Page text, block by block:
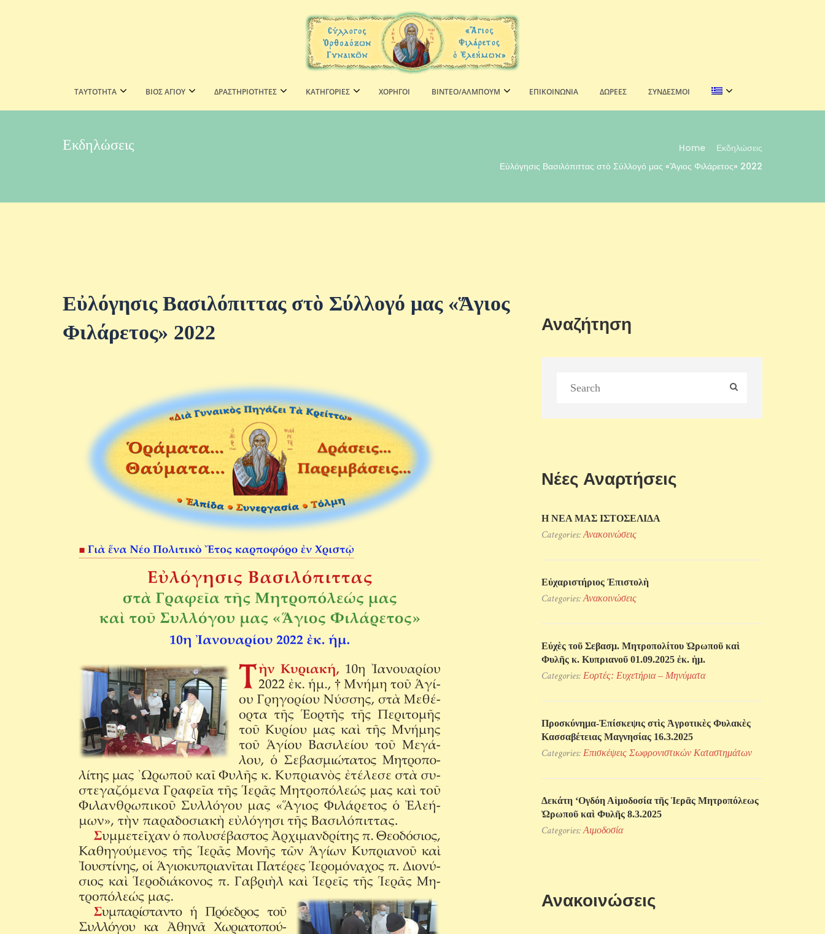
ΤΑΥΤΟΤΗΤΑ ΒΙΟΣ ΑΓΙΟΥ ΔΡΑΣΤΗΡΙΟΤΗΤΕΣ ΚΑΤΗΓΟΡΙΕΣ ΧΟΡΗΓΟΊ ΒΙΝΤΕΟ/ΑΛΜΠΟΥΜ ΕΠΙΚΟΙΝΩΝΊΑ ΔΩΡΕΈΣ ΣΎΝΔΕΣΜΟΙ
Εκδηλώσεις Home
Εκδηλώσεις
Εὐλόγησις Βασιλόπιττας στὸ Σύλλογό μας «Ἅγιος Φιλάρετος» 2022
Εὐλόγησις Βασιλόπιττας στὸ Σύλλογό μας «Ἅγιος
Φιλάρετος» 2022
Αναζήτηση
Νέες Αναρτήσεις
Η ΝΕΑ ΜΑΣ ΙΣΤΟΣΕΛΙΔΑ
Categories:Ανακοινώσεις
Εὐχαριστήριος Ἐπιστολὴ
Categories:Ανακοινώσεις
Εὐχὲς τοῦ Σεβασμ. Μητροπολίτου Ὠρωποῦ καὶ
Φυλῆς κ. Κυπριανοῦ 01.09.2025 ἐκ. ἡμ.
Categories: Εορτές: Ευχετήρια – Μηνύματα
Προσκύνηµα-Ἐπίσκεψις στὶς Ἀγροτικὲς Φυλακὲς
Κασσαβέτειας Μαγνησίας 16.3.2025
Categories: Επισκέψεις Σωφρονιστικών Kαταστημάτων
Δεκάτη ‘Ογδόη Αἱμοδοσία τῆς Ἱερᾶς Μητροπόλεως
Ὠρωποῦ καὶ Φυλῆς 8.3.2025
Categories:Αιμοδοσία
Ανακοινώσεις